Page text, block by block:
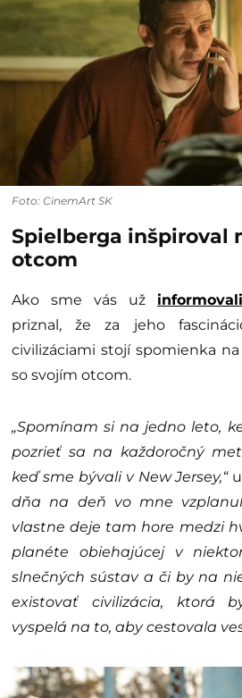
Foto: CinemArt SK
Spielberga inšpiroval
otcom
Ako sme vás už informovali
priznal, že za jeho
civilizáciami stojí spomienka
so svojím otcom.
„Spomínam si na jedno leto,
pozrieť sa na každoročný
keď sme bývali v New Jersey,“
dňa na deň vo mne
vlastne deje tam hore medzi
planéte obiehajúcej v
slnečných sústav a či by na
existovať civilizácia, ktorá
vyspelá na to, aby cestovala